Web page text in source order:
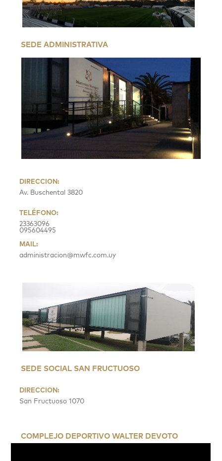
SEDE ADMINISTRATIVA
DIRECCION:
Av. Buschental 3820
TELÉFONO:
23363096
095604495
MAIL:
administracion@mwfc.com.uy
SEDE SOCIAL SAN FRUCTUOSO
DIRECCION:
San Fructuoso 1070
COMPLEJO DEPORTIVO WALTER DEVOTO